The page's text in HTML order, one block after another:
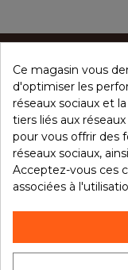
CONCEPT ÉPICES
NOS PRODUITS
VOTRE COMPTE
NOTRE BROCHURE
Ce magasin vous
d'optimiser les
réseaux sociaux et
tiers liés aux
pour vous offrir des
réseaux sociaux,
Acceptez-vous ces
associées à